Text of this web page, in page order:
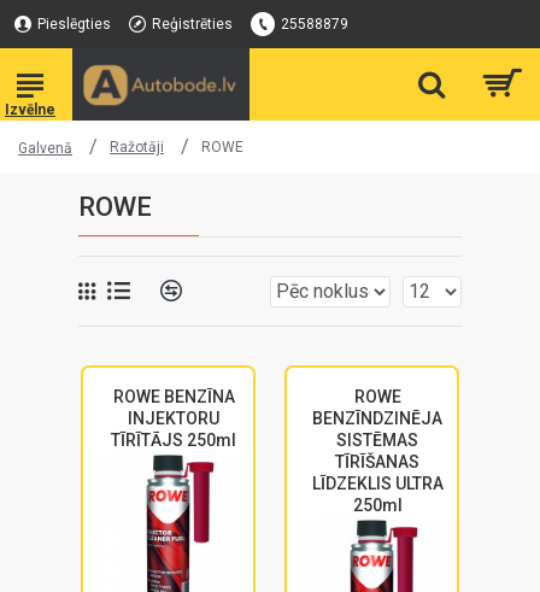
Pieslēgties Reģistrēties 25588879
Galvenā Ražotāji ROWE
ROWE
ROWE BENZĪNA
INJEKTORU
TĪRĪTĀJS 250ml
ROWE
BENZĪNDZINĒJA
SISTĒMAS
TĪRĪŠANAS
LĪDZEKLIS ULTRA
250ml